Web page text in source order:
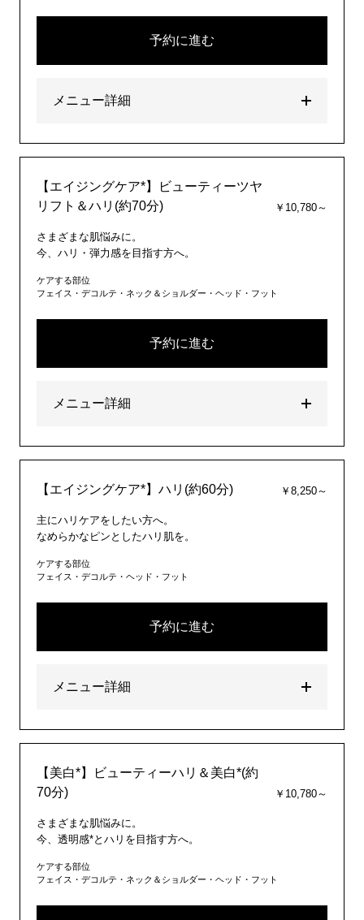
予約に進む
メニュー詳細
【エイジングケア*】ビューティーツヤ
リフト＆ハリ(約70分)
￥10,780～
さまざまな肌悩みに。
今、ハリ・弾力感を目指す方へ。
ケアする部位
フェイス・デコルテ・ネック＆ショルダー・ヘッド・フット
予約に進む
メニュー詳細
【エイジングケア*】ハリ(約60分) ￥8,250～
主にハリケアをしたい方へ。
なめらかなピンとしたハリ肌を。
ケアする部位
フェイス・デコルテ・ヘッド・フット
予約に進む
メニュー詳細
【美白*】ビューティーハリ＆美白*(約
70分)
￥10,780～
さまざまな肌悩みに。
今、透明感*とハリを目指す方へ。
ケアする部位
フェイス・デコルテ・ネック＆ショルダー・ヘッド・フット